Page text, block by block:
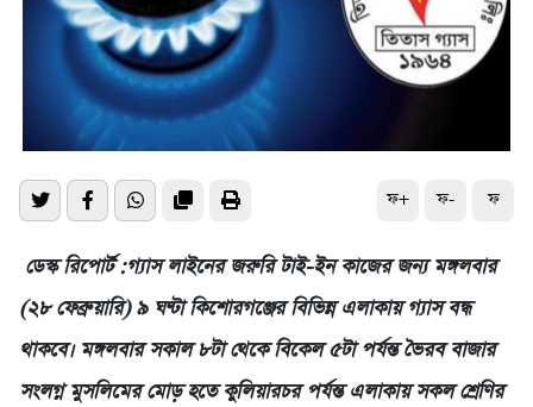
ফ+ ফ- ফ
ডেস্ক রিপোর্ট :গ্যাস লাইনের জরুরি টাই-ইন কাজের জন্য মঙ্গলবার
(২৮ ফেব্রুয়ারি) ৯ ঘণ্টা কিশোরগঞ্জের বিভিন্ন এলাকায় গ্যাস বন্ধ
থাকবে। মঙ্গলবার সকাল ৮টা থেকে বিকেল ৫টা পর্যন্ত ভৈরব বাজার
সংলগ্ন মুসলিমের মোড় হতে কুলিয়ারচর পর্যন্ত এলাকায় সকল শ্রেণির